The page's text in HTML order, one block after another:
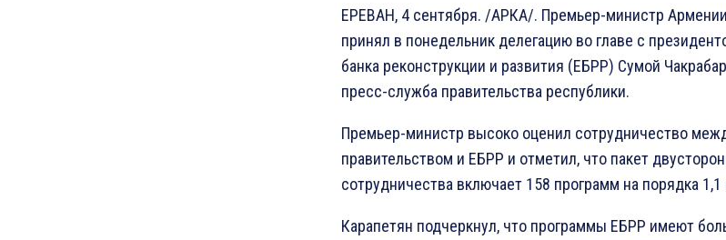
ЕРЕВАН, 4 сентября. /АРКА/. Премьер-министр
принял в понедельник делегацию во главе с
банка реконструкции и развития (ЕБРР) Сумой
пресс-служба правительства республики.
Премьер-министр высоко оценил сотрудничество
правительством и ЕБРР и отметил, что пакет
сотрудничества включает 158 программ на порядка
Карапетян подчеркнул, что программы ЕБРР имеют